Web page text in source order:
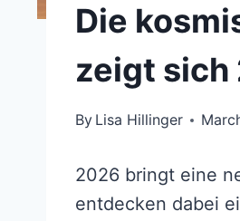
Die
zeigt sich
By Lisa Hillinger
2026 bringt eine
entdecken dabei